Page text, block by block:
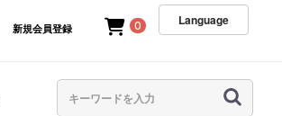
新規会員登録 0 Language